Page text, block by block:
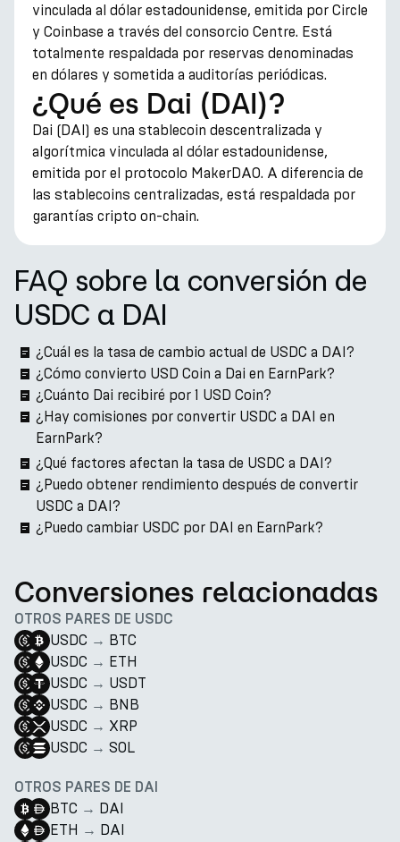
vinculada al dólar estadounidense, emitida por Circle
y Coinbase a través del consorcio Centre. Está
totalmente respaldada por reservas denominadas
en dólares y sometida a auditorías periódicas.
¿Qué es Dai (DAI)?
Dai (DAI) es una stablecoin descentralizada y
algorítmica vinculada al dólar estadounidense,
emitida por el protocolo MakerDAO. A diferencia de
las stablecoins centralizadas, está respaldada por
garantías cripto on-chain.
FAQ sobre la conversión de
USDC a DAI
¿Cuál es la tasa de cambio actual de USDC a DAI?
¿Cómo convierto USD Coin a Dai en EarnPark?
¿Cuánto Dai recibiré por 1 USD Coin?
¿Hay comisiones por convertir USDC a DAI en
EarnPark?
¿Qué factores afectan la tasa de USDC a DAI?
¿Puedo obtener rendimiento después de convertir
USDC a DAI?
¿Puedo cambiar USDC por DAI en EarnPark?
Conversiones relacionadas
OTROS PARES DE USDC
USDC → BTC
USDC → ETH
USDC → USDT
USDC → BNB
USDC → XRP
USDC → SOL
OTROS PARES DE DAI
BTC → DAI
ETH → DAI